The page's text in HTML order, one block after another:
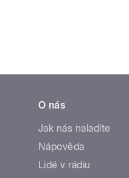
O nás
Jak nás naladíte
Nápověda
Lidé v rádiu